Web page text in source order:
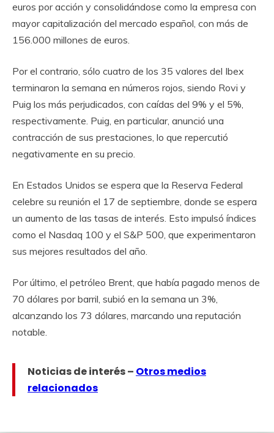
euros por acción y consolidándose como la empresa con
mayor capitalización del mercado español, con más de
156.000 millones de euros.
Por el contrario, sólo cuatro de los 35 valores del Ibex
terminaron la semana en números rojos, siendo Rovi y
Puig los más perjudicados, con caídas del 9% y el 5%,
respectivamente. Puig, en particular, anunció una
contracción de sus prestaciones, lo que repercutió
negativamente en su precio.
En Estados Unidos se espera que la Reserva Federal
celebre su reunión el 17 de septiembre, donde se espera
un aumento de las tasas de interés. Esto impulsó índices
como el Nasdaq 100 y el S&P 500, que experimentaron
sus mejores resultados del año.
Por último, el petróleo Brent, que había pagado menos de
70 dólares por barril, subió en la semana un 3%,
alcanzando los 73 dólares, marcando una reputación
notable.
Noticias de interés – Otros medios
relacionados